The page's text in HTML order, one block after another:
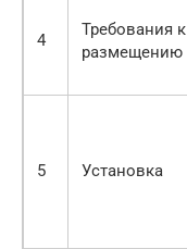
4
Требования к
размещению
5 Установка